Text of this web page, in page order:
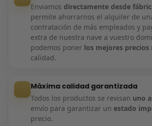
Enviamos directamente desde
permite ahorrarnos el alquiler de
contratación de más empleados y
extra de nuestra nave a vuestro
podemos poner los mejores precios
calidad.
Máxima calidad garantizada
Todos los productos se revisan uno
envío para garantizar un estado
precio.